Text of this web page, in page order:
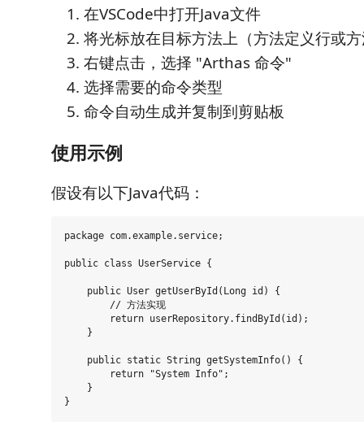
在VSCode中打开Java文件
将光标放在目标方法上（方法定义行或
右键点击，选择 "Arthas 命令"
选择需要的命令类型
命令自动生成并复制到剪贴板
使用示例
假设有以下Java代码：
package com.example.service;
public class UserService {
    public User getUserById(Long id) {
        // 方法实现
        return userRepository.findById(id);
    }
    public static String getSystemInfo() {
        return "System Info";
    }